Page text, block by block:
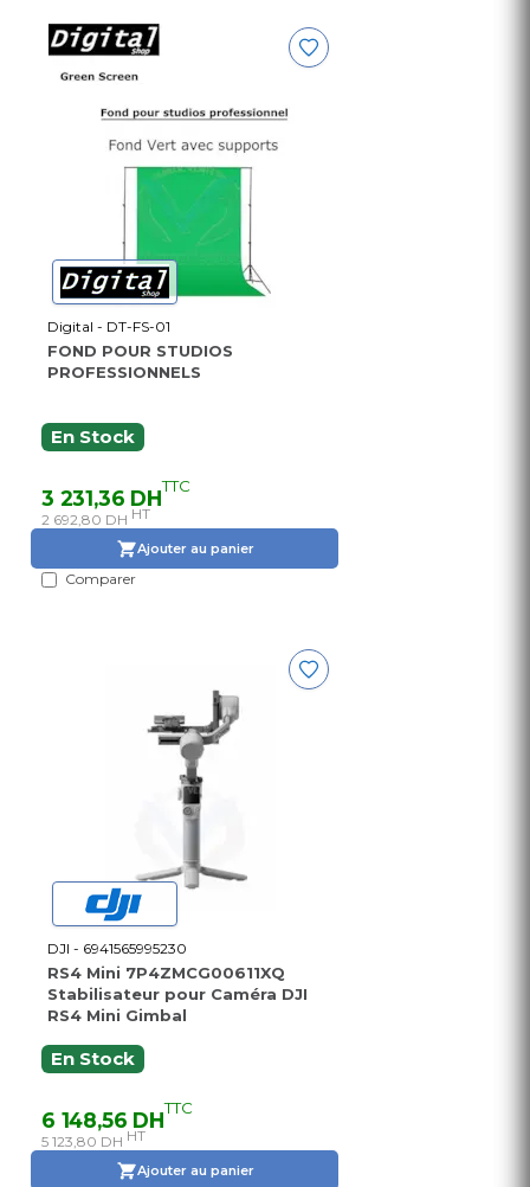
Digital - DT-FS-01
FOND POUR STUDIOS
PROFESSIONNELS
En Stock
3 231,36 DHTTC
2 692,80 DH HT
Ajouter au panier
Comparer
DJI - 6941565995230
RS4 Mini 7P4ZMCG00611XQ
Stabilisateur pour Caméra DJI
RS4 Mini Gimbal
En Stock
6 148,56 DHTTC
5 123,80 DH HT
Ajouter au panier